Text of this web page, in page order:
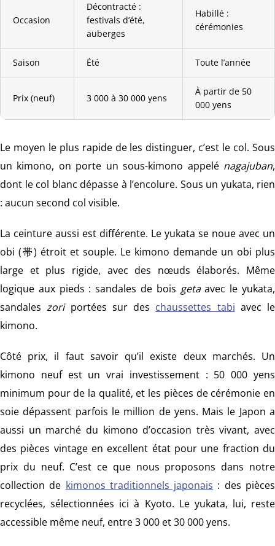
Occasion
Décontracté :
festivals d’été,
auberges
Habillé :
cérémonies
Saison Été Toute l’année
Prix (neuf) 3 000 à 30 000 yens
À partir de 50
000 yens
Le moyen le plus rapide de les distinguer, c’est le col. Sous
un kimono, on porte un sous-kimono appelé nagajuban,
dont le col blanc dépasse à l’encolure. Sous un yukata, rien
: aucun second col visible.
La ceinture aussi est différente. Le yukata se noue avec un
obi (帯) étroit et souple. Le kimono demande un obi plus
large et plus rigide, avec des nœuds élaborés. Même
logique aux pieds : sandales de bois getaavec le yukata,
sandaleszoriportées sur des chaussettes tabi avec le
kimono.
Côté prix, il faut savoir qu’il existe deux marchés. Un
kimono neuf est un vrai investissement : 50 000 yens
minimum pour de la qualité, et les pièces de cérémonie en
soie dépassent parfois le million de yens. Mais le Japon a
aussi un marché du kimono d’occasion très vivant, avec
des pièces vintage en excellent état pour une fraction du
prix du neuf. C’est ce que nous proposons dans notre
collection de kimonos traditionnels japonais : des pièces
recyclées, sélectionnées ici à Kyoto. Le yukata, lui, reste
accessible même neuf, entre 3 000 et 30 000 yens.